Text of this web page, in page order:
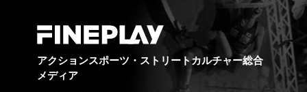
アクションスポーツ・ストリートカルチャー総合
メディア